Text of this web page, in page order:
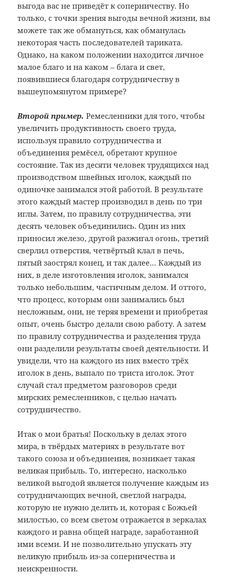
выгода вас не приведёт к соперничеству. Но
только, с точки зрения выгоды вечной жизни, вы
можете так же обмануться, как обманулась
некоторая часть последователей тариката.
Однако, на каком положении находится личное
малое благо и на каком – блага и свет,
появившиеся благодаря сотрудничеству в
вышеупомянутом примере?
Второй пример. Ремесленники для того, чтобы
увеличить продуктивность своего труда,
используя правило сотрудничества и
объединения ремёсел, обретают крупное
состояние. Так из десяти человек трудящихся над
производством швейных иголок, каждый по
одиночке занимался этой работой. В результате
этого каждый мастер производил в день по три
иглы. Затем, по правилу сотрудничества, эти
десять человек объединились. Один из них
приносил железо, другой разжигал огонь, третий
сверлил отверстия, четвёртый клал в печь,
пятый заострял конец, и так далее… Каждый из
них, в деле изготовления иголок, занимался
только небольшим, частичным делом. И оттого,
что процесс, которым они занимались был
несложным, они, не теряя времени и приобретая
опыт, очень быстро делали свою работу. А затем
по правилу сотрудничества и разделения труда
они разделили результаты своей деятельности. И
увидели, что на каждого из них вместо трёх
иголок в день, выпало по триста иголок. Этот
случай стал предметом разговоров среди
мирских ремесленников, с целью начать
сотрудничество.
Итак о мои братья! Поскольку в делах этого
мира, в твёрдых материях в результате вот
такого союза и объединения, возникает такая
великая прибыль. То, интересно, насколько
великой выгодой является получение каждым из
сотрудничающих вечной, светлой награды,
которую не нужно делить и, которая с Божьей
милостью, со всем светом отражается в зеркалах
каждого и равна общей награде, заработанной
ими всеми. И не позволительно упускать эту
великую прибыль из-за соперничества и
неискренности.